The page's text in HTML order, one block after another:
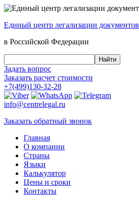
Единый центр легализации документов
в Российской Федерации
Задать вопрос
Заказать расчет стоимости
+7(499)130-32-28
info@centrelegal.ru
Заказать обратный звонок
Главная
О компании
Страны
Языки
Калькулятор
Цены и сроки
Контакты